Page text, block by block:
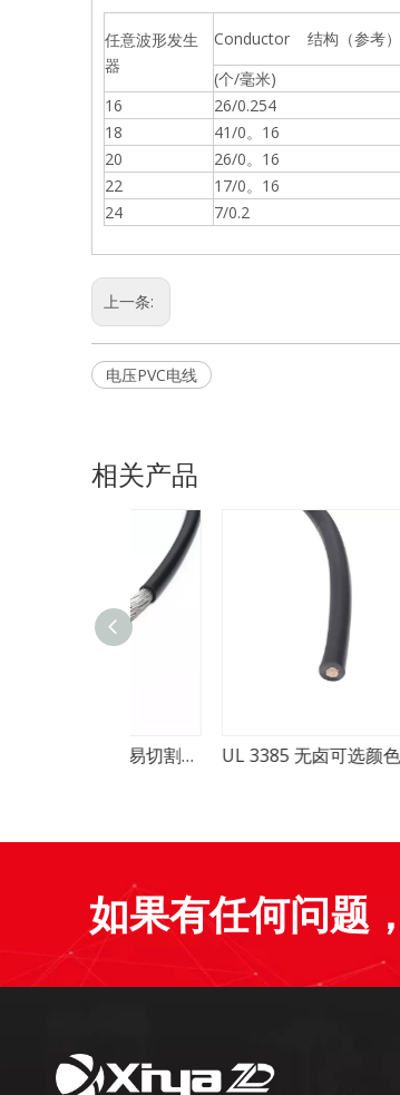
任意波形发生
器
Conductor 结构（参考）
(个/毫米)
16
26/0.254
18
41/0。16
20
26/0。16
22
17/0。16
24
7/0.2
上一条:
电压PVC电线
相关产品
UL 3385 无卤可选颜色 XLPE 绝缘单芯电线
如果有任何问题